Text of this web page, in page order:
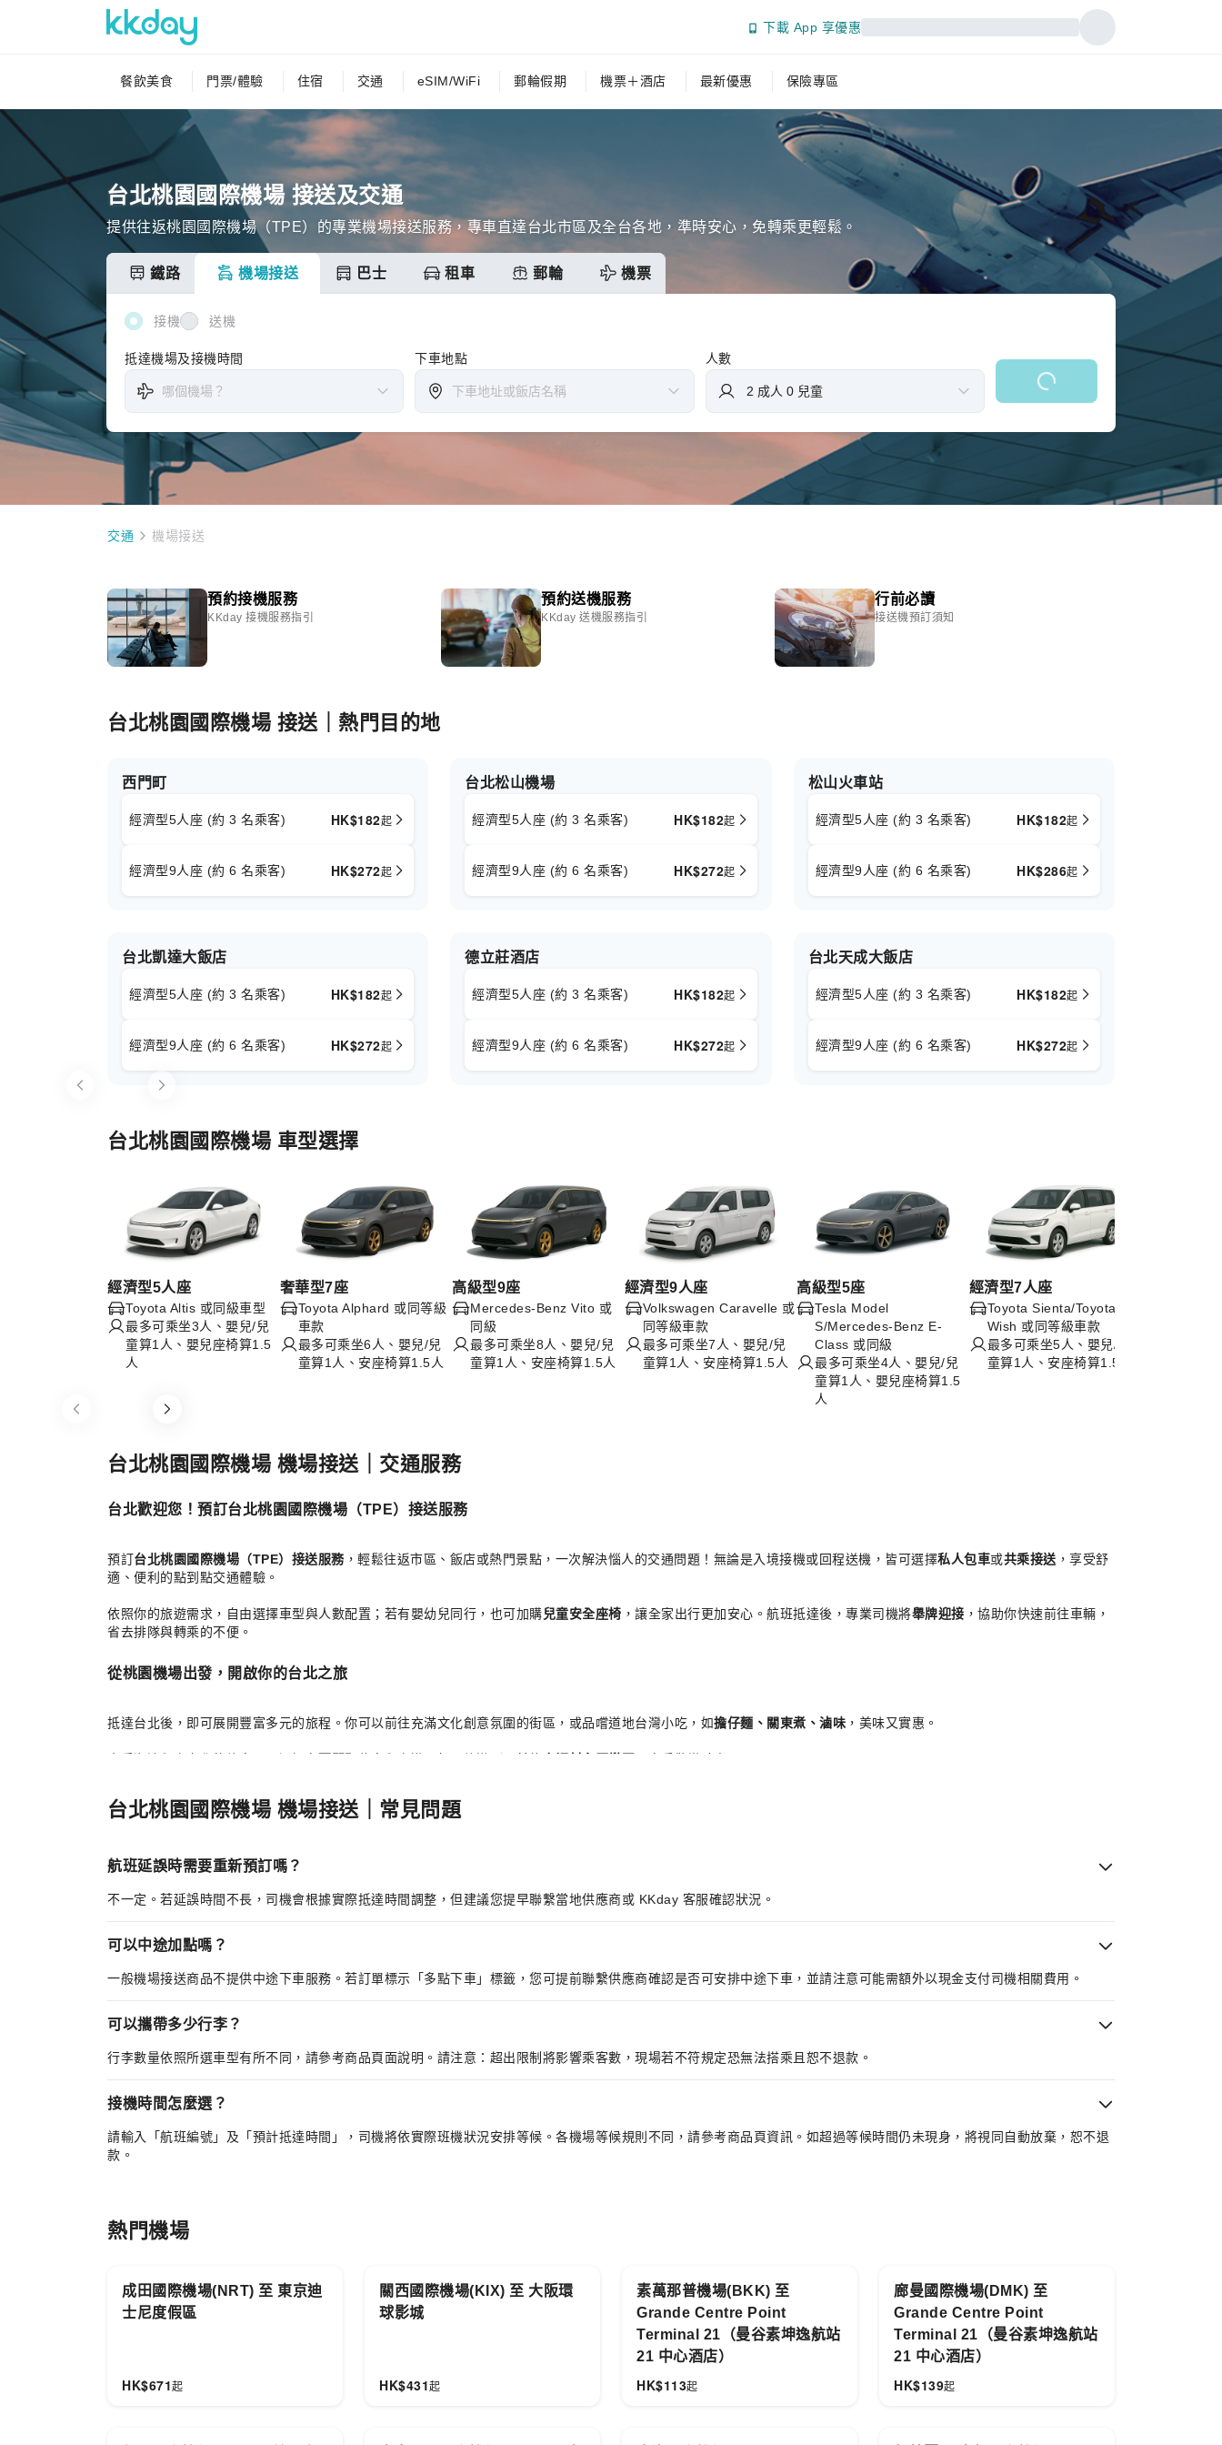
下載 App 享優惠
餐飲美食 門票/體驗 住宿 交通 eSIM/WiFi 郵輪假期 機票＋酒店 最新優惠 保險專區
台北桃園國際機場 接送及交通
提供往返桃園國際機場（TPE）的專業機場接送服務，專車直達台北市區及全台各地，準時安心，免轉乘更輕鬆。
鐵路 機場接送 巴士 租車 郵輪 機票
接機 送機
抵達機場及接機時間 下車地點 人數
交通 機場接送
預約接機服務
KKday 接機服務指引
預約送機服務
KKday 送機服務指引
行前必讀
接送機預訂須知
台北桃園國際機場 接送｜熱門目的地
西門町
經濟型5人座 (約 3 名乘客) HK$182起
經濟型9人座 (約 6 名乘客) HK$272起
台北松山機場
經濟型5人座 (約 3 名乘客) HK$182起
經濟型9人座 (約 6 名乘客) HK$272起
松山火車站
經濟型5人座 (約 3 名乘客) HK$182起
經濟型9人座 (約 6 名乘客) HK$286起
台北凱達大飯店
經濟型5人座 (約 3 名乘客) HK$182起
經濟型9人座 (約 6 名乘客) HK$272起
德立莊酒店
經濟型5人座 (約 3 名乘客) HK$182起
經濟型9人座 (約 6 名乘客) HK$272起
台北天成大飯店
經濟型5人座 (約 3 名乘客) HK$182起
經濟型9人座 (約 6 名乘客) HK$272起
of
台北桃園國際機場 車型選擇
經濟型5人座
Toyota Altis 或同級車型
最多可乘坐3人、嬰兒/兒
童算1人、嬰兒座椅算1.5
人
奢華型7座
Toyota Alphard 或同等級
車款
最多可乘坐6人、嬰兒/兒
童算1人、安座椅算1.5人
高級型9座
Mercedes-Benz Vito 或
同級
最多可乘坐8人、嬰兒/兒
童算1人、安座椅算1.5人
經濟型9人座
Volkswagen Caravelle 或
同等級車款
最多可乘坐7人、嬰兒/兒
童算1人、安座椅算1.5人
高級型5座
Tesla Model
S/Mercedes-Benz E-
Class 或同級
最多可乘坐4人、嬰兒/兒
童算1人、嬰兒座椅算1.5
人
經濟型7人座
Toyota Sienta/Toyota
Wish 或同等級車款
最多可乘坐5人、嬰兒/兒
童算1人、安座椅算1.5人
of
台北桃園國際機場 機場接送｜交通服務
台北歡迎您！預訂台北桃園國際機場（TPE）接送服務
預訂台北桃園國際機場（TPE）接送服務 ，輕鬆往返市區、飯店或熱門景點，一次解決惱人的交通問題！無論是入境接機或回程送機，皆可選擇私人包車或共乘接送 ，享受舒
適、便利的點到點交通體驗。
依照你的旅遊需求，自由選擇車型與人數配置；若有嬰幼兒同行，也可加購兒童安全座椅 ，讓全家出行更加安心。航班抵達後，專業司機將舉牌迎接 ，協助你快速前往車輛，
省去排隊與轉乘的不便。
從桃園機場出發，開啟你的台北之旅
抵達台北後，即可展開豐富多元的旅程。你可以前往充滿文化創意氛圍的街區，或品嚐道地台灣小吃，如擔仔麵、關東煮、滷味 ，美味又實惠。
若想遠離城市喧囂，也能輕鬆前往 花蓮、清境農場、飛牛牧場
多種接送選擇：提供私人包車與共乘巴士，彈性配合行程安排
貼心加購服務：可依需求加購兒童座椅，滿足家庭旅遊需求
舉牌接機服務：快速會合司機，免去找車煩惱
專業司機駕駛：熟悉路況，選擇最佳行車路線
無論是獨自旅行、情侶出遊、好友同行，或家庭旅遊，都能依需求選擇最合適的接送方案。行程結束前，亦可彈性預訂
在 KKday 預訂台北桃園機場接送
立即前往機場接送主頁
台北桃園國際機場 機場接送｜常見問題
航班延誤時需要重新預訂嗎？
不一定。若延誤時間不長，司機會根據實際抵達時間調整，但建議您提早聯繫當地供應商或 KKday 客服確認狀況。
可以中途加點嗎？
一般機場接送商品不提供中途下車服務。若訂單標示「多點下車」標籤，您可提前聯繫供應商確認是否可安排中途下車，並請注意可能需額外以現金支付司機相關費用。
可以攜帶多少行李？
行李數量依照所選車型有所不同，請參考商品頁面說明。請注意：超出限制將影響乘客數，現場若不符規定恐無法搭乘且恕不退款。
接機時間怎麼選？
請輸入「航班編號」及「預計抵達時間」，司機將依實際班機狀況安排等候。各機場等候規則不同，請參考商品頁資訊。如超過等候時間仍未現身，將視同自動放棄，恕不退
款。
熱門機場
成田國際機場(NRT) 至 東京迪
士尼度假區
HK$671起
關西國際機場(KIX) 至 大阪環
球影城
HK$431起
素萬那普機場(BKK) 至
Grande Centre Point
Terminal 21（曼谷素坤逸航站
21 中心酒店）
HK$113起
廊曼國際機場(DMK) 至
Grande Centre Point
Terminal 21（曼谷素坤逸航站
21 中心酒店）
HK$139起